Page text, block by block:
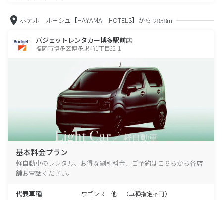
ホテル ルージュ【HAYAMA HOTELS】から 2838m
バジェットレンタカー博多駅前店
福岡市博多区博多駅前1丁目22-1
基本料金プラン
軽自動車のレンタル、お得な割引料金、ご予約はこちらから各店
舗お電話ください。
代表車種 ワゴンＲ 他 （車種指定不可）